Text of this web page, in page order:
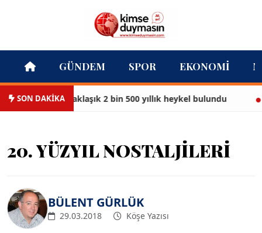
GÜNDEM SPOR EKONOMI
SON DAKİKA
Kenti’nde yaklaşık 2 bin 500 yıllık heykel bulundu
20. YÜZYIL NOSTALJİLERİ
BÜLENT GÜRLÜK
29.03.2018 Köşe Yazısı